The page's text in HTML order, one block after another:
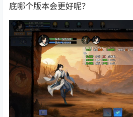
底哪个版本会更好呢？